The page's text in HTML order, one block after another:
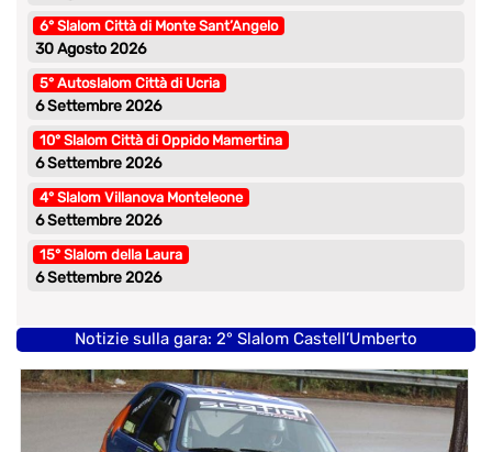
6° Slalom Città di Monte Sant’Angelo
30 Agosto 2026
5° Autoslalom Città di Ucria
6 Settembre 2026
10° Slalom Città di Oppido Mamertina
6 Settembre 2026
4° Slalom Villanova Monteleone
6 Settembre 2026
15° Slalom della Laura
6 Settembre 2026
Notizie sulla gara: 2° Slalom Castell’Umberto